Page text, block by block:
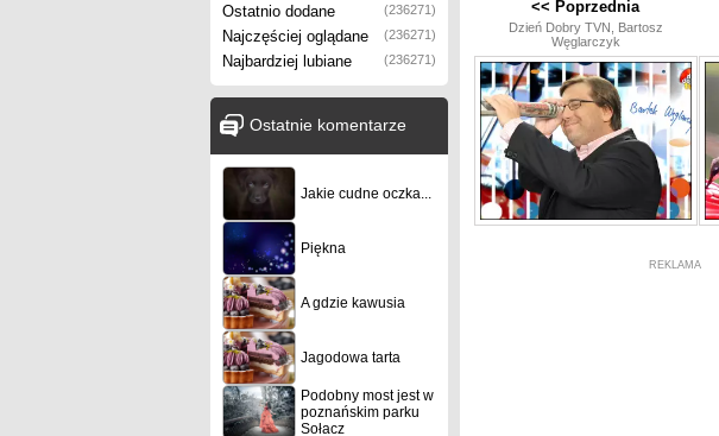
Ostatnio dodane (236271)
Najczęściej oglądane (236271)
Najbardziej lubiane (236271)
Ostatnie komentarze
Jakie cudne oczka...
Piękna
A gdzie kawusia
Jagodowa tarta
Podobny most jest w
poznańskim parku
Sołacz
<< Poprzednia
Dzień Dobry TVN, Bartosz
Węglarczyk
REKLAMA